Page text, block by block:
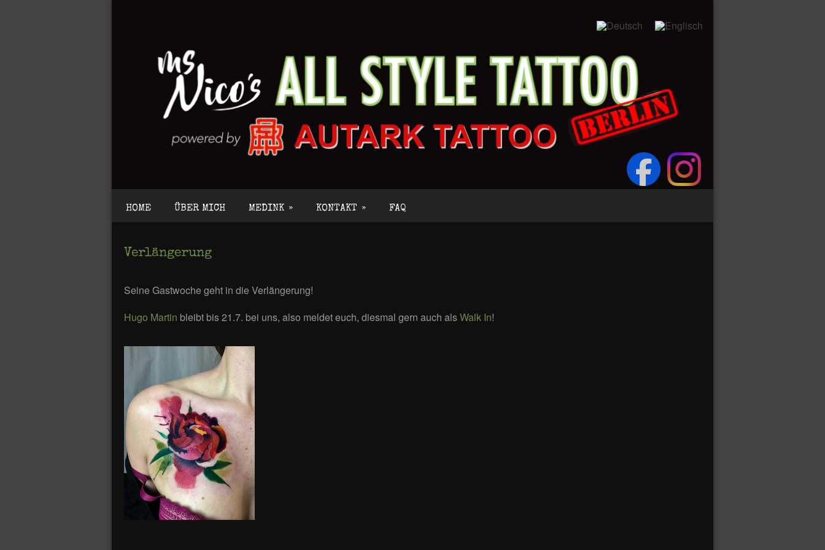
HOME ÜBER MICH MEDINK » KONTAKT » FAQ
Verlängerung
Seine Gastwoche geht in die Verlängerung!
Hugo Martin bleibt bis 21.7. bei uns, also meldet euch, diesmal gern auch alsWalk In!